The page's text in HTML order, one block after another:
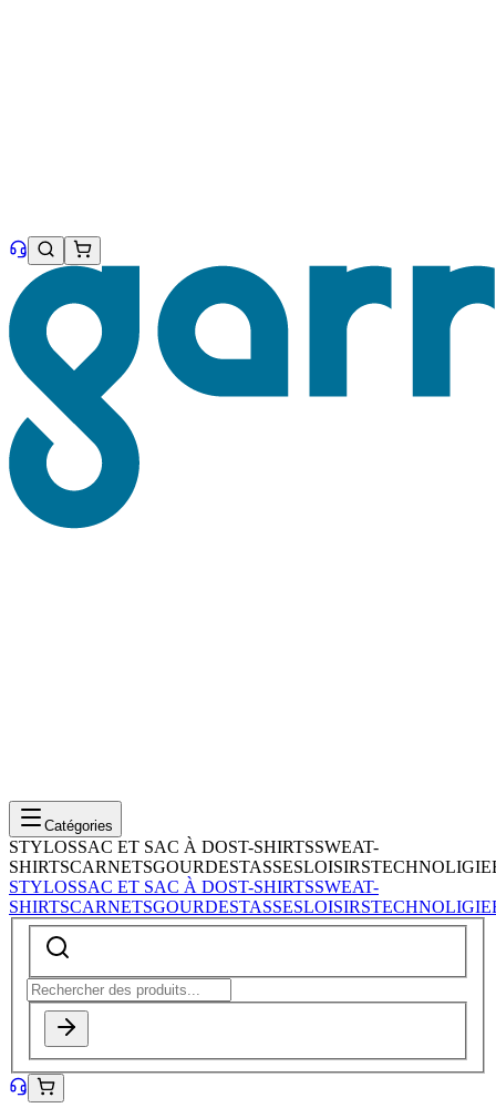
Catégories
STYLOSSAC ET SAC À DOST-SHIRTSSWEAT-
SHIRTSCARNETSGOURDESTASSESLOISIRSTECHNOLIGIE
STYLOSSAC ET SAC À DOST-SHIRTSSWEAT-
SHIRTSCARNETSGOURDESTASSESLOISIRSTECHNOLIGIE